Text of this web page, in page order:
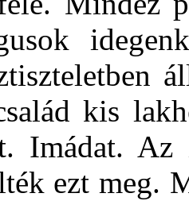
kis
Imádat. Az
ezt meg.